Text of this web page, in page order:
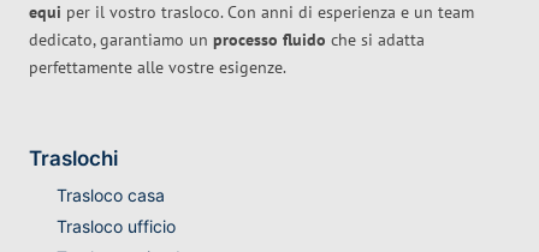
equi per il vostro trasloco. Con anni di esperienza e un team
dedicato, garantiamo un processo fluido che si adatta
perfettamente alle vostre esigenze.
Traslochi
Trasloco casa
Trasloco ufficio